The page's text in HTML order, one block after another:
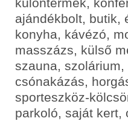
ajándékbolt, butik,
konyha, kávézó,
masszázs, külső
szauna,
csónakázás,
sporteszköz-
parkoló, saját kert,